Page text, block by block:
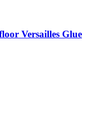
Versailles Glue